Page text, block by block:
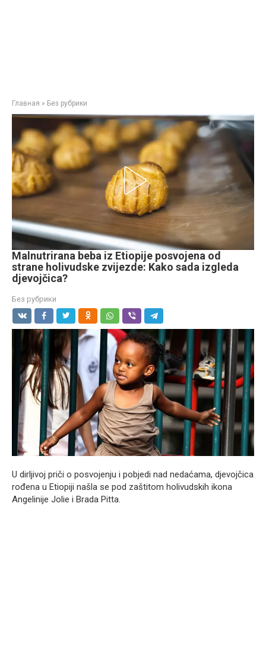
Главная » Без рубрики
Malnutrirana beba iz Etiopije posvojena od
strane holivudske zvijezde: Kako sada izgleda
djevojčica?
Без рубрики
U dirljivoj priči o posvojenju i pobjedi nad nedaćama, djevojčica
rođena u Etiopiji našla se pod zaštitom holivudskih ikona
Angelinije Jolie i Brada Pitta.